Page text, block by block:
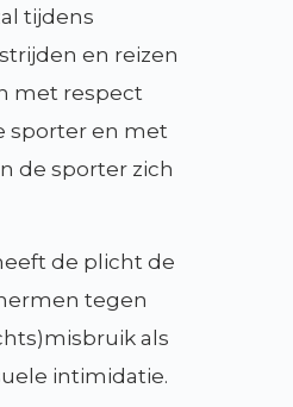
tijdens
en reizen
met respect
sporter en met
de sporter zich
de plicht de
tegen
als
intimidatie.